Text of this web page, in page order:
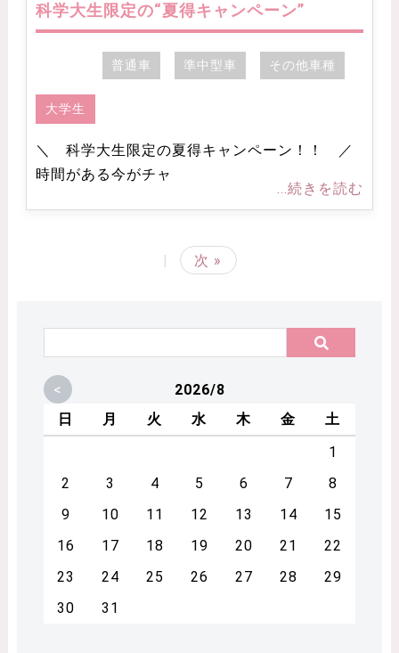
科学大生限定の“夏得キャンペーン”
普通車 準中型車 その他車種
大学生
＼ 科学大生限定の夏得キャンペーン！！ ／
時間がある今がチャ
...続きを読む
| 次 »
<
2026/8
日
月 火 水 木 金
土
1
2
3 4 5 6 7
8
9
10 11 12 13 14
15
16
17 18 19 20 21
22
23
24 25 26 27 28
29
30
31